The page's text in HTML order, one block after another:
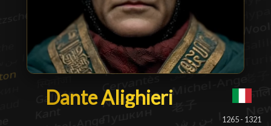
Dante Alighieri
Dante Alighieri
1265 - 1321